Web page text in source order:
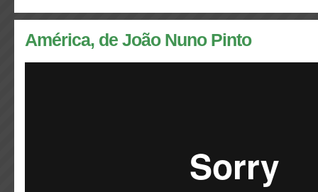
América, de João Nuno Pinto